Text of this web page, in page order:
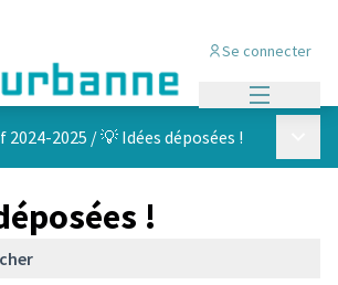
Se connecter
2025 /💡 Idées déposées !
!